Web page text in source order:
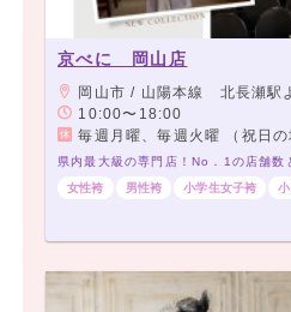
京べに 岡山店
岡山市 / 山陽本線 北長瀬駅より 車で5分/
10:00〜18:00
毎週月曜、毎週火曜 （祝日の場合は営業 ・ 年末年始[1月2日3日除く] ・ 成人式前後4日間は当店
女性袴
男性袴 小学生女子袴